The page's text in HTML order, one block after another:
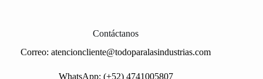
Contáctanos
Correo:atencioncliente@todoparalasindustrias.com
WhatsApp: (+52) 4741005807